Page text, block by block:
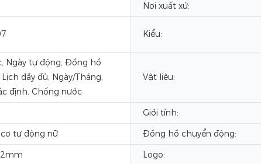
Nơi xuất xứ:
Kiểu:
Ngày tự động, Đồng hồ
đầy đủ, Ngày/Tháng,
định, Chống nước
Vật liệu:
Giới tính:
tự động nữ Đồng hồ chuyển động:
Logo: